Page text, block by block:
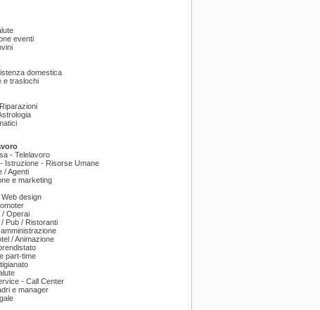
eventi
domestica
e traslochi
- Telelavoro
Istruzione - Risorse Umane
/ Agenti
e marketing
design
/ Operai
Pub / Ristoranti
/ Animazione
part-time
- Call Center
e manager